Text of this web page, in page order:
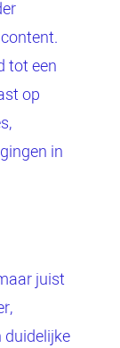
tot een
op
in
juist
duidelijke